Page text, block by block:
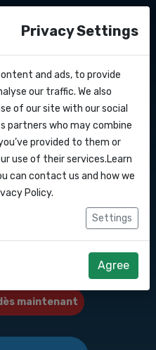
SMS en
ce pays :
SMS ou passerelle
des SMS vers ce
maintenant
Privacy Settings
and ads, to provide
our traffic. We also
of our site with our social
partners who may combine
provided to them or
use of their services.Learn
can contact us and how we
Policy.
Settings
Agree